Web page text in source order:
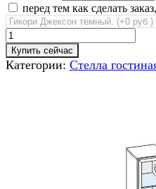
перед тем как сделать
Купить сейчас
Категории: Стелла